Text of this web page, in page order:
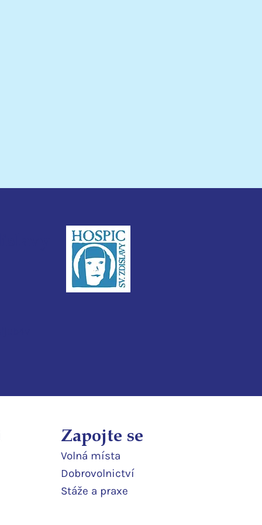
Zapojte se
Volná místa
Dobrovolnictví
Stáže a praxe